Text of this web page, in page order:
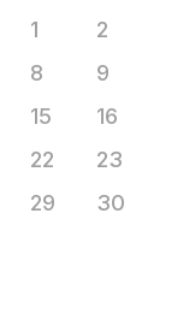
1
2
8
9
15
16
22
23
29
30